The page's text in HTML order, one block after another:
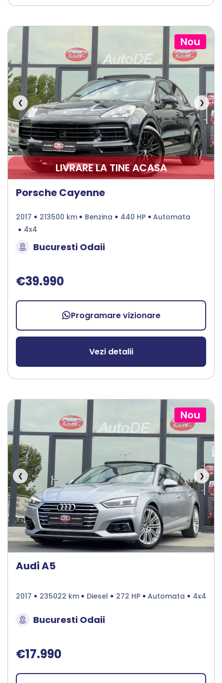
Nou
❮ ❯
LIVRARE LA TINE ACASA
Porsche Cayenne
2017 213500 km Benzina 440 HP
Automata
4x4
Bucuresti Odaii
€39.990
Programare vizionare
Vezi detalii
Nou
❮ ❯
Audi A5
2017 235022 km Diesel 272 HP Automata 4x4
Bucuresti Odaii
€17.990